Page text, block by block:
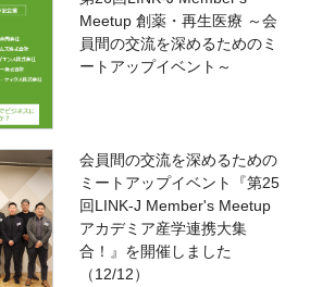
Meetup 創薬・再生医療 ～会
員間の交流を深めるためのミ
ートアップイベント～
会員間の交流を深めるための
ミートアップイベント『第25
回LINK-J Member's Meetup
アカデミア産学連携大集
合！』を開催しました
（12/12）